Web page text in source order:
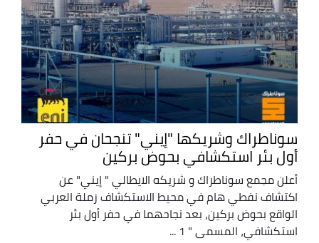
سوناطراك وشريكها "إيني" تنجحان في حفر
أول بئر استكشافي بحوض بركين
أعلن مجمع سوناطراك و شريكه الايطالي " إيني" عن
اكتشاف نفطي هام في محيط الاستكشاف زملة العربي
الواقع بحوض بركين، بعد نجاحهما في حفر أول بئر
استكشافي، المسمى " 1 ...